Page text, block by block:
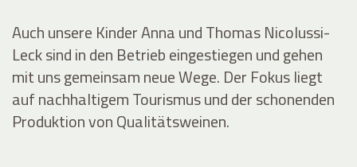
Auch unsere Kinder Anna und Thomas Nicolussi-
Leck sind in den Betrieb eingestiegen und gehen
mit uns gemeinsam neue Wege. Der Fokus liegt
auf nachhaltigem Tourismus und der schonenden
Produktion von Qualitätsweinen.